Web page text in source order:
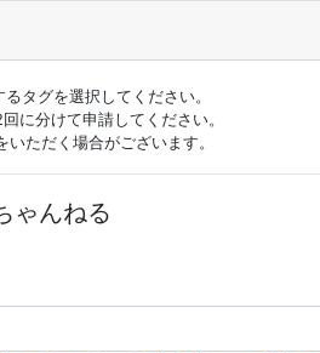
タグを選択してください。
に分けて申請してください。
ただく場合がございます。
ゃんねる